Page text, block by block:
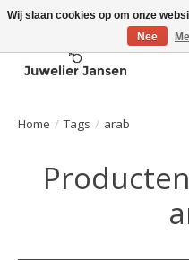
Home / Tags / arab
Wij slaan cookies op om onze
Nee